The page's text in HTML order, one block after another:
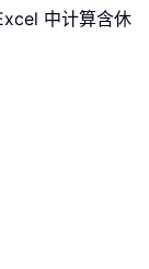
中计算含休